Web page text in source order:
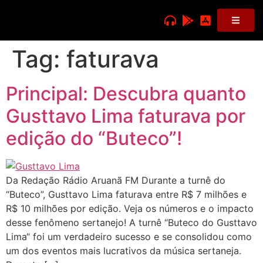
Tag: faturava
Principal: Descubra quanto
Gusttavo Lima faturava por
edição do “Buteco”!
Da Redação Rádio Aruanã FM Durante a turnê do
“Buteco”, Gusttavo Lima faturava entre R$ 7 milhões e
R$ 10 milhões por edição. Veja os números e o impacto
desse fenômeno sertanejo! A turnê “Buteco do Gusttavo
Lima“ foi um verdadeiro sucesso e se consolidou como
um dos eventos mais lucrativos da música sertaneja.